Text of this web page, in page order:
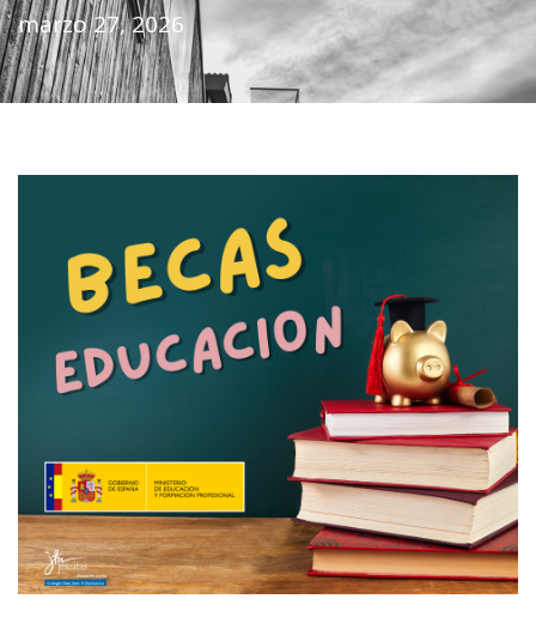
marzo 27, 2026